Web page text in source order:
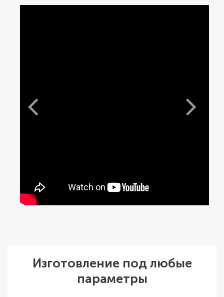
Изготовление под любые
параметры